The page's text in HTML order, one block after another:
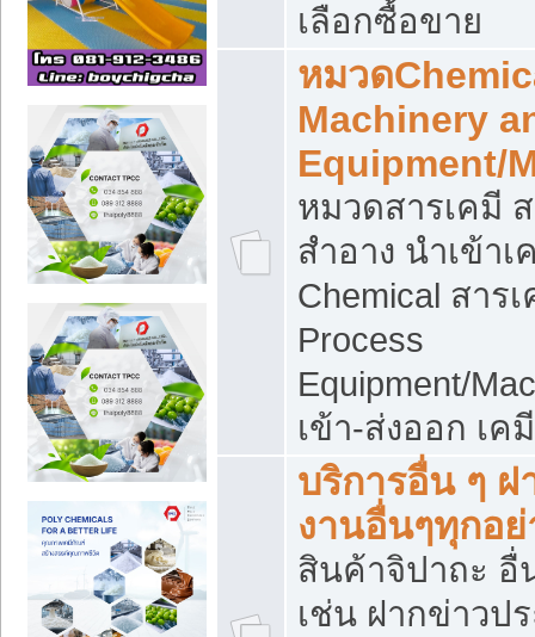
เลือกซื้อขาย
หมวด
Machinery
Equipment/
หมวดสารเคมี
สำอาง นำเข้
Chemical สาร
Process
Equipment/
เข้า-ส่งออก เ
บริการอื่น ๆ
งานอื่นๆทุกอ
สินค้าจิปาถะ อื่
เช่น ฝากข่าวป